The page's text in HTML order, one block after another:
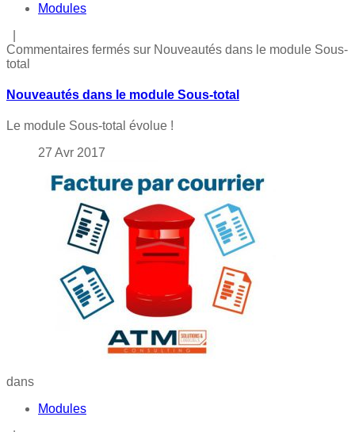
Modules
Commentaires fermés sur Nouveautés dans le module Sous-
total
Nouveautés dans le module Sous-total
Le module Sous-total évolue !
27 Avr 2017
dans
Modules